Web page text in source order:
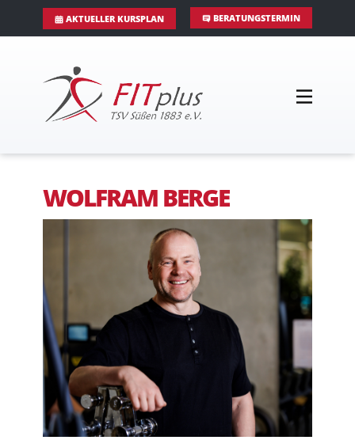
AKTUELLER KURSPLAN BERATUNGSTERMIN
WOLFRAM BERGE